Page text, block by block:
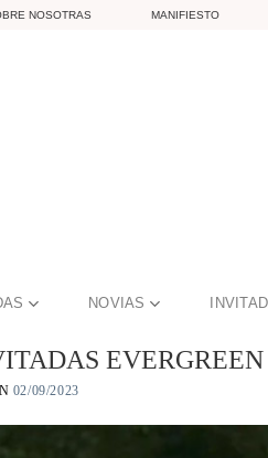
NOSOTRAS MANIFIESTO
NOVIAS
02/09/2023